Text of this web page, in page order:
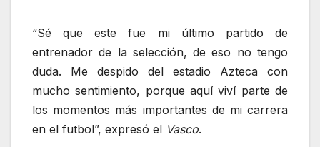
“Sé que este fue mi último partido de
entrenador de la selección, de eso no tengo
duda. Me despido del estadio Azteca con
mucho sentimiento, porque aquí viví parte de
los momentos más importantes de mi carrera
en el futbol”, expresó el Vasco.